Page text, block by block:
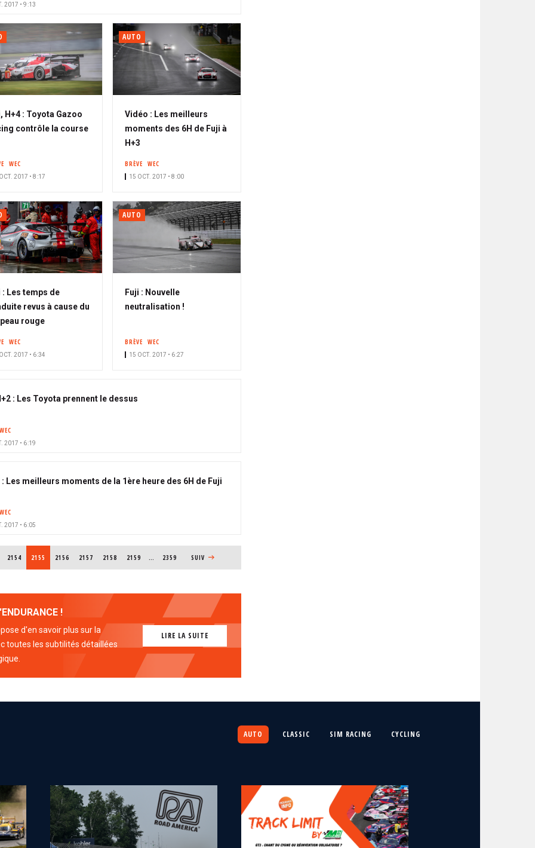
2017 • 9:13
H+4 : Toyota Gazoo
contrôle la course
WEC
2017 • 8:17
AUTO
Vidéo : Les meilleurs
moments des 6H de Fuji à
H+3
BRÈVE WEC
15 OCT. 2017 • 8:00
: Les temps de
revus à cause du
rouge
WEC
2017 • 6:34
AUTO
Fuji : Nouvelle
neutralisation !
BRÈVE WEC
15 OCT. 2017 • 6:27
: Les Toyota prennent le dessus
WEC
2017 • 6:19
Les meilleurs moments de la 1ère heure des 6H de Fuji
WEC
2017 • 6:05
PAGE
2154 PAGE COURANTE
2155 PAGE
2156 PAGE
2157 PAGE
2158 PAGE
2159 … 2359 PAGE SUIVANTE
SUIV
!
d'en savoir plus sur la
toutes les subtilités détaillées
LIRE LA SUITE
AUTO CLASSIC SIM RACING CYCLING